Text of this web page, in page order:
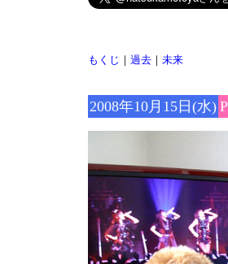
もくじ ｜ 過去｜ 未来
2008年10月15日(水)